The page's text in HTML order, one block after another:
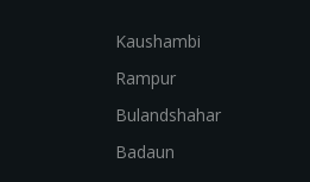
Kaushambi
Rampur
Bulandshahar
Badaun